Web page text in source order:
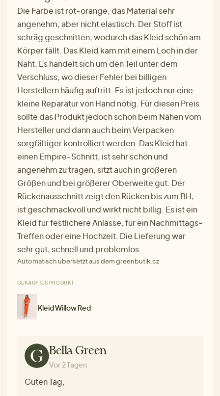
Die Farbe ist rot-orange, das Material sehr
angenehm, aber nicht elastisch. Der Stoff ist
schräg geschnitten, wodurch das Kleid schön am
Körper fällt. Das Kleid kam mit einem Loch in der
Naht. Es handelt sich um den Teil unter dem
Verschluss, wo dieser Fehler bei billigen
Herstellern häufig auftritt. Es ist jedoch nur eine
kleine Reparatur von Hand nötig. Für diesen Preis
sollte das Produkt jedoch schon beim Nähen vom
Hersteller und dann auch beim Verpacken
sorgfältiger kontrolliert werden. Das Kleid hat
einen Empire-Schnitt, ist sehr schön und
angenehm zu tragen, sitzt auch in größeren
Größen und bei größerer Oberweite gut. Der
Rückenausschnitt zeigt den Rücken bis zum BH,
ist geschmackvoll und wirkt nicht billig. Es ist ein
Kleid für festlichere Anlässe, für ein Nachmittags-
Treffen oder eine Hochzeit. Die Lieferung war
sehr gut, schnell und problemlos.
Automatisch übersetzt aus dem greenbutik.cz
GEKAUFTES PRODUKT
Kleid Willow Red
Bella Green
Vor 2 Tagen
Guten Tag,